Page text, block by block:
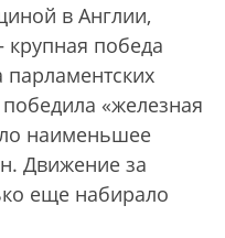
в Англии,
крупная победа
«железная
наименьшее
Движение за
еще набирало